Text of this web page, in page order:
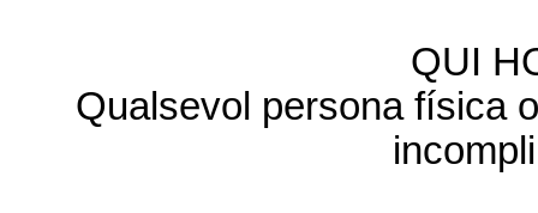
QUI
Qualsevol persona física